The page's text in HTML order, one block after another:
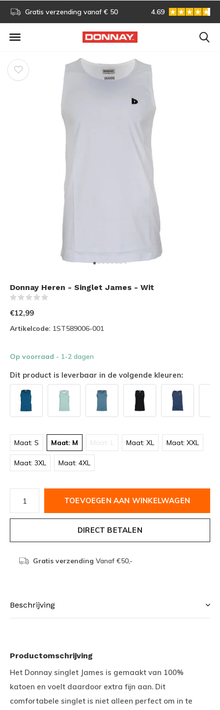
Gratis verzending vanaf € 50 Gratis omruilen
4.69
Donnay Heren - Singlet James - Wit
€12,99
Artikelcode: 1ST589006-001
Op voorraad - 1-2 dagen
Dit product is leverbaar in de volgende kleuren:
Maat: S Maat: M Maat: L Maat: XL Maat: XXL
Maat: 3XL Maat: 4XL
TOEVOEGEN AAN WINKELWAGEN
DIRECT BETALEN
Gratis verzending Vanaf €50,-
Beschrijving
Productomschrijving
Het Donnay singlet James is gemaakt van 100%
katoen en voelt daardoor extra fijn aan. Dit
comfortabele singlet is niet alleen perfect om in te